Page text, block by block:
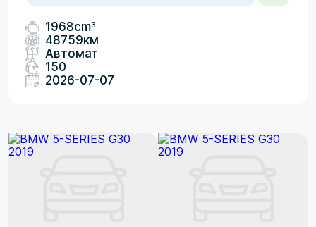
1968cm3
48759км
Автомат
150
2026-07-07